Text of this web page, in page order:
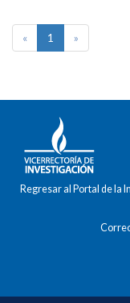
« 1 »
Regresar al Portal de la